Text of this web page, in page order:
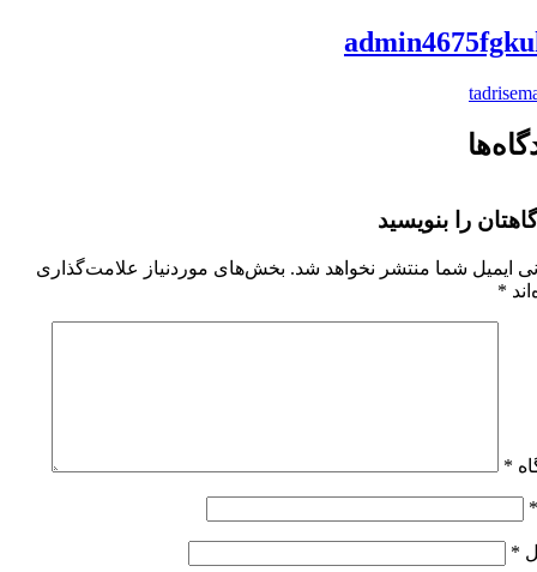
را بنویسید
ایمیل شما منتشر نخواهد شد. بخش‌های موردنیاز علامت‌گذاری
*
*
*
*